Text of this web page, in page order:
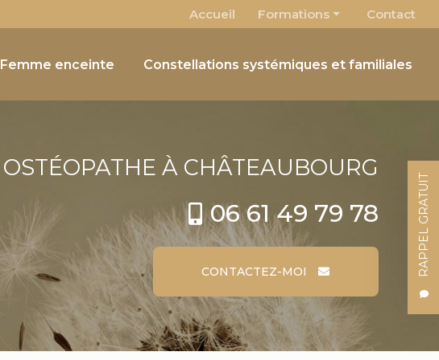
RAPPEL GRATUIT
Accueil
Formations
Le Pôle chimique comme outil énergétique
Contact
Femme enceinte Constellations systémiques et familiales
OSTÉOPATHE À CHÂTEAUBOURG
06 61 49 79 78
CONTACTEZ-MOI